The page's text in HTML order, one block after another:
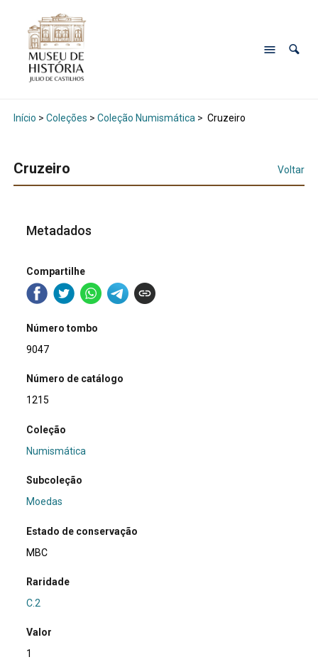
Início > Coleções > Coleção Numismática > Cruzeiro
Cruzeiro Voltar
Metadados
Compartilhe
Número tombo
9047
Número de catálogo
1215
Coleção
Numismática
Subcoleção
Moedas
Estado de conservação
MBC
Raridade
C.2
Valor
1